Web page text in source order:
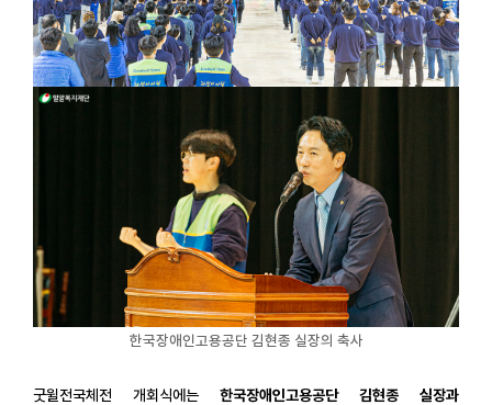
한국장애인고용공단 김현종 실장의 축사
굿윌전국체전 개회식에는 한국장애인고용공단 김현종 실장과